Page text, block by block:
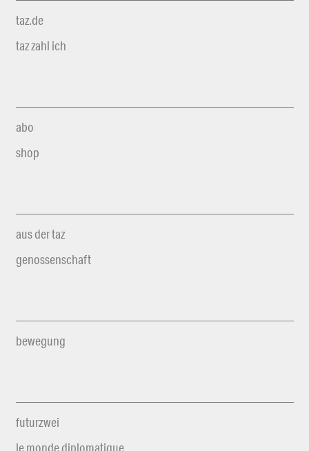
taz.de
taz zahl ich
abo
shop
aus der taz
genossenschaft
bewegung
futurzwei
le monde diplomatique